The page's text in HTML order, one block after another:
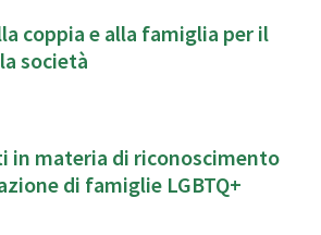
coppia e alla famiglia per il
società
in materia di riconoscimento
di famiglie LGBTQ+